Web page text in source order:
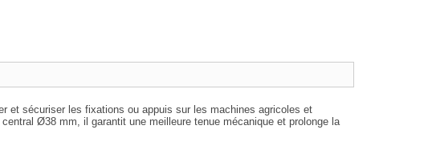
et sécuriser les fixations ou appuis sur les machines agricoles et
Ø38 mm, il garantit une meilleure tenue mécanique et prolonge la